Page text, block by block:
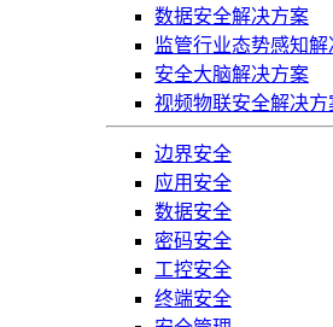
数据安全解决方案
监管行业态势感知
安全大脑解决方案
视频物联安全解决方
边界安全
应用安全
数据安全
密码安全
工控安全
终端安全